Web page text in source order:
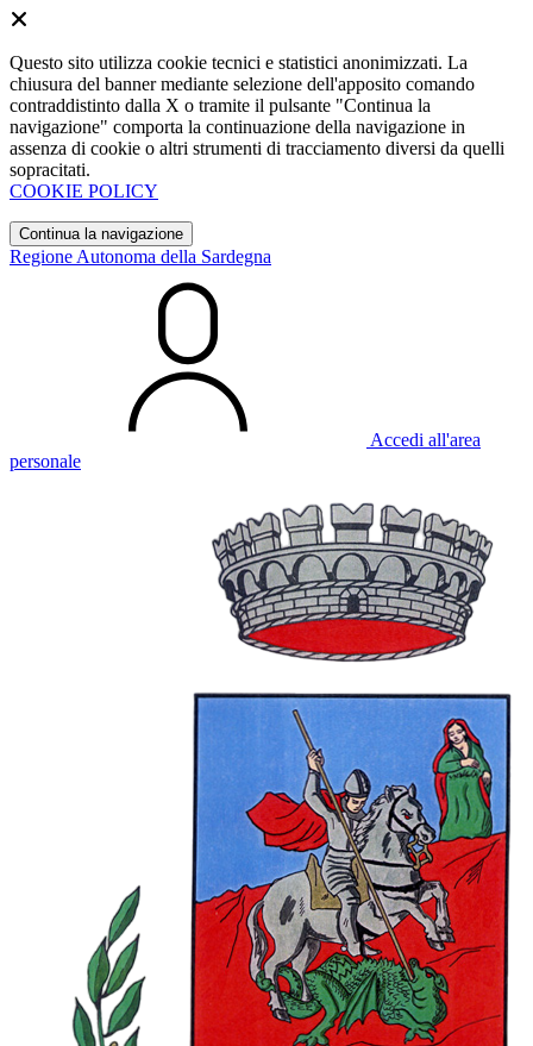
Questo sito utilizza cookie tecnici e statistici anonimizzati. La
chiusura del banner mediante selezione dell'apposito comando
contraddistinto dalla X o tramite il pulsante "Continua la
navigazione" comporta la continuazione della navigazione in
assenza di cookie o altri strumenti di tracciamento diversi da quelli
sopracitati.
COOKIE POLICY
Continua la navigazione
Regione Autonoma della Sardegna
Accedi all'area
personale